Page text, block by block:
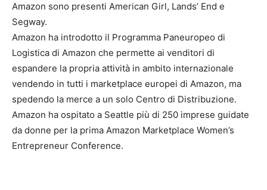
Amazon sono presenti American Girl, Lands’ End e
Segway.
Amazon ha introdotto il Programma Paneuropeo di
Logistica di Amazon che permette ai venditori di
espandere la propria attività in ambito internazionale
vendendo in tutti i marketplace europei di Amazon, ma
spedendo la merce a un solo Centro di Distribuzione.
Amazon ha ospitato a Seattle più di 250 imprese guidate
da donne per la prima Amazon Marketplace Women’s
Entrepreneur Conference.